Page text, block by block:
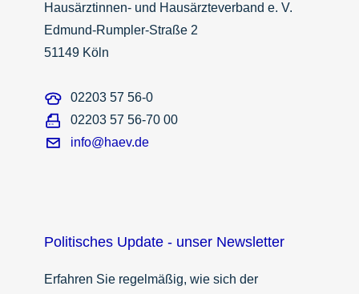
Hausärztinnen- und Hausärzteverband e. V.
Edmund-Rumpler-Straße 2
51149 Köln
02203 57 56-0
02203 57 56-70 00
info@haev.de
Politisches Update - unser Newsletter
Erfahren Sie regelmäßig, wie sich der